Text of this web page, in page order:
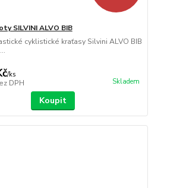
SILVINI ALVO BIB
cyklistické kraťasy Silvini ALVO BIB
/ks
DPH Skladem
Koupit